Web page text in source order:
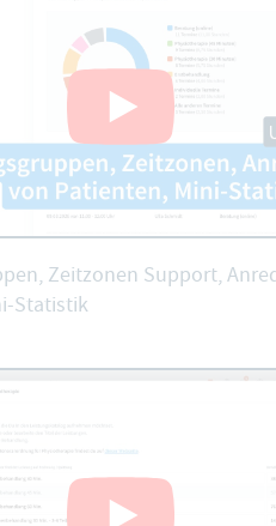
Zeitzonen Support,
Statistik